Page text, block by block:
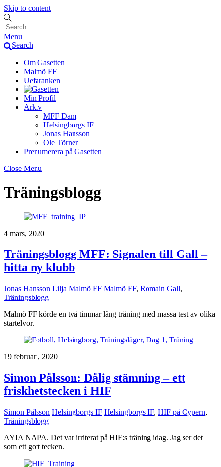
Skip to content
Menu
Search
Om Gasetten
Malmö FF
Uefaranken
Min Profil
Arkiv
MFF Dam
Helsingborgs IF
Jonas Hansson
Ole Törner
Prenumerera på Gasetten
Close Menu
Träningsblogg
4 mars, 2020
Träningsblogg MFF: Signalen till Gall –
hitta ny klubb
Jonas Hansson Lilja Malmö FF Malmö FF, Romain Gall,
Träningsblogg
Malmö FF körde en två timmar lång träning med massa test av olika
startelvor.
19 februari, 2020
Simon Pålsson: Dålig stämning – ett
friskhetstecken i HIF
Simon Pålsson Helsingborgs IF Helsingborgs IF, HIF på Cypern,
Träningsblogg
AYIA NAPA. Det var irriterat på HIF:s träning idag. Jag ser det
som ett gott tecken.